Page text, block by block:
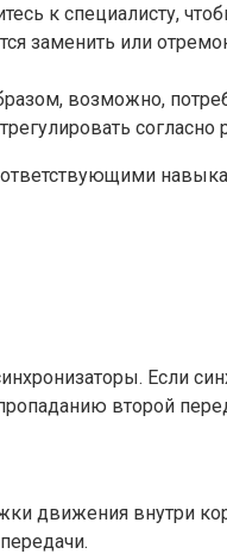
к специалисту,
или
возможно,
согласно
Если
второй
движения внутри